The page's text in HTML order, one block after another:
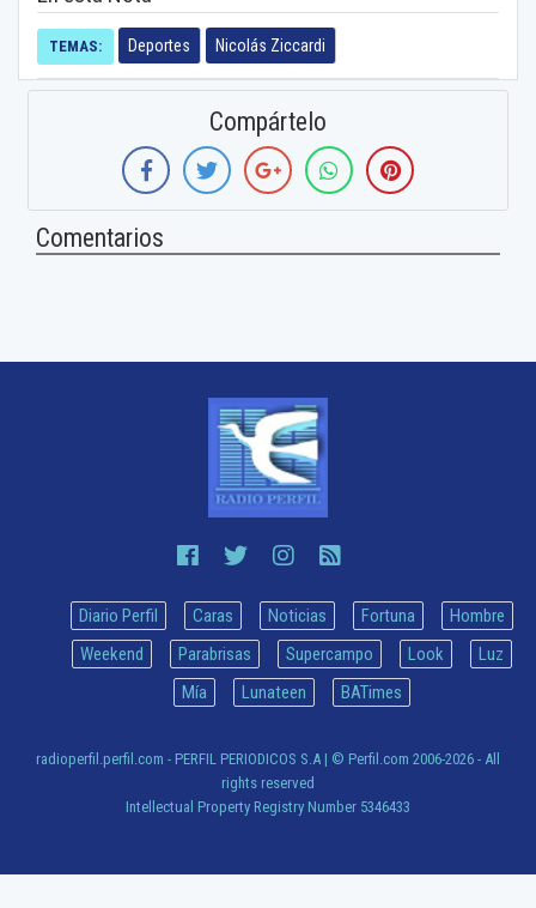
TEMAS: Deportes Nicolás Ziccardi
Compártelo
Comentarios
Diario Perfil Caras Noticias Fortuna
Hombre
Weekend
Parabrisas Supercampo Look
Luz
Mía
Lunateen BATimes
radioperfil.perfil.com - PERFIL PERIODICOS S.A | © Perfil.com 2006-2026 - All
rights reserved
Intellectual Property Registry Number 5346433